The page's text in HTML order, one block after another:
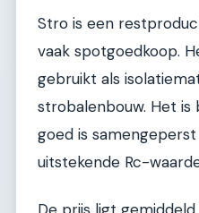
Stro is een
vaak spotgoedkoop.
gebruikt als
strobalenbouw. Het
goed is
uitstekende Rc-